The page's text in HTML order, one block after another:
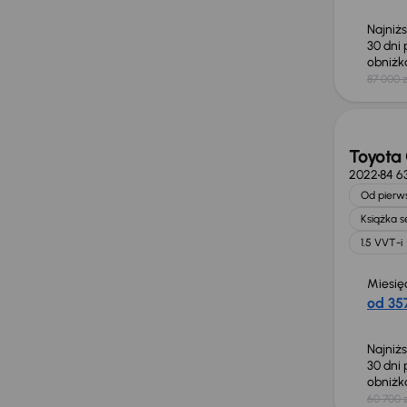
30 dni
87 000
Taniej
Toyota
202284
Od
Książka
1.5 VVT-i
od
30 dni
60 700